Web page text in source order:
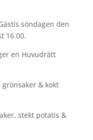
söndagen den
16 00.
en Huvudrätt
& kokt
stekt potatis &